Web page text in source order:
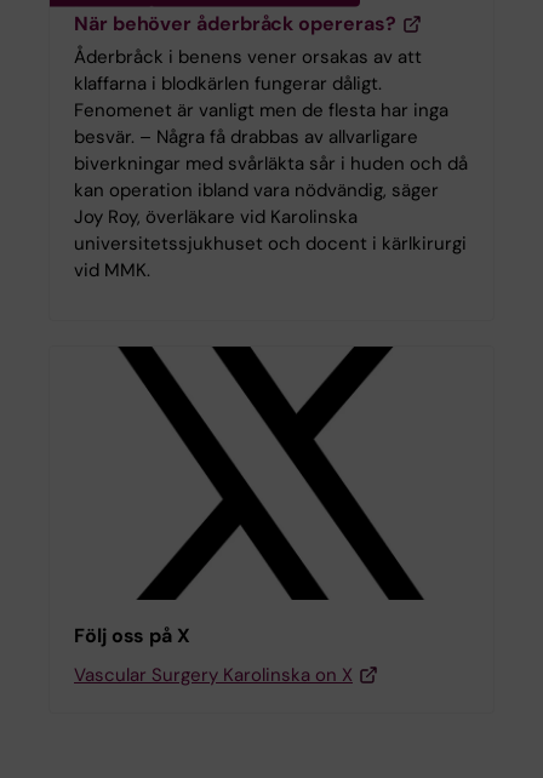
lyssnarfrågan
När behöver åderbråck opereras?
Åderbråck i benens vener orsakas av att
klaffarna i blodkärlen fungerar dåligt.
Fenomenet är vanligt men de flesta har inga
besvär. – Några få drabbas av allvarligare
biverkningar med svårläkta sår i huden och då
kan operation ibland vara nödvändig, säger
Joy Roy, överläkare vid Karolinska
universitetssjukhuset och docent i kärlkirurgi
vid MMK.
Följ oss på X
Vascular Surgery Karolinska on X